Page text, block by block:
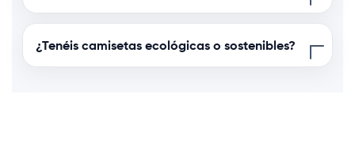
¿Tenéis camisetas ecológicas o sostenibles?